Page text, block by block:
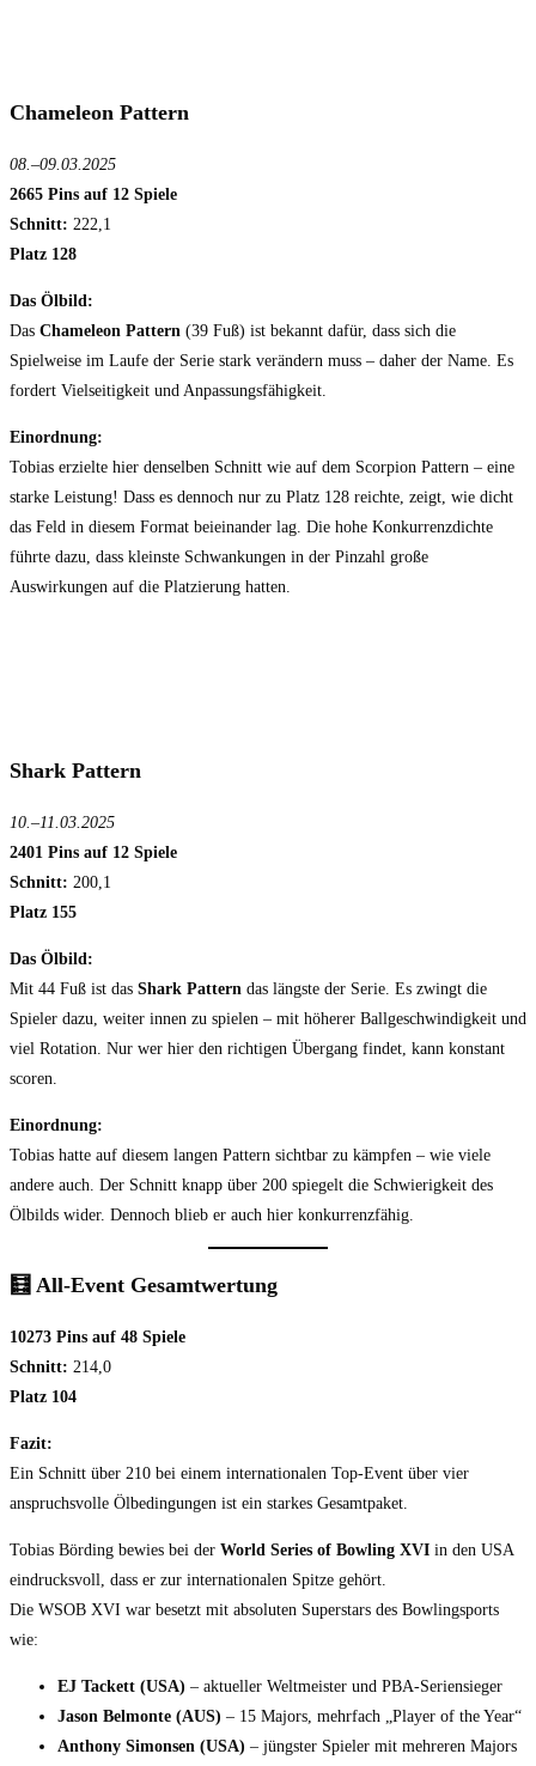
Chameleon Pattern
08.–09.03.2025
2665 Pins auf 12 Spiele
Schnitt: 222,1
Platz 128
Das Ölbild:
Das Chameleon Pattern (39 Fuß) ist bekannt dafür, dass sich die
Spielweise im Laufe der Serie stark verändern muss – daher der Name. Es
fordert Vielseitigkeit und Anpassungsfähigkeit.
Einordnung:
Tobias erzielte hier denselben Schnitt wie auf dem Scorpion Pattern – eine
starke Leistung! Dass es dennoch nur zu Platz 128 reichte, zeigt, wie dicht
das Feld in diesem Format beieinander lag. Die hohe Konkurrenzdichte
führte dazu, dass kleinste Schwankungen in der Pinzahl große
Auswirkungen auf die Platzierung hatten.
Shark Pattern
10.–11.03.2025
2401 Pins auf 12 Spiele
Schnitt: 200,1
Platz 155
Das Ölbild:
Mit 44 Fuß ist das Shark Pattern das längste der Serie. Es zwingt die
Spieler dazu, weiter innen zu spielen – mit höherer Ballgeschwindigkeit und
viel Rotation. Nur wer hier den richtigen Übergang findet, kann konstant
scoren.
Einordnung:
Tobias hatte auf diesem langen Pattern sichtbar zu kämpfen – wie viele
andere auch. Der Schnitt knapp über 200 spiegelt die Schwierigkeit des
Ölbilds wider. Dennoch blieb er auch hier konkurrenzfähig.
🧮 All-Event Gesamtwertung
10273 Pins auf 48 Spiele
Schnitt: 214,0
Platz 104
Fazit:
Ein Schnitt über 210 bei einem internationalen Top-Event über vier
anspruchsvolle Ölbedingungen ist ein starkes Gesamtpaket.
Tobias Börding bewies bei der World Series of Bowling XVI in den USA
eindrucksvoll, dass er zur internationalen Spitze gehört.
Die WSOB XVI war besetzt mit absoluten Superstars des Bowlingsports
wie:
EJ Tackett (USA) – aktueller Weltmeister und PBA-Seriensieger
Jason Belmonte (AUS) – 15 Majors, mehrfach „Player of the Year“
Anthony Simonsen (USA) – jüngster Spieler mit mehreren Majors